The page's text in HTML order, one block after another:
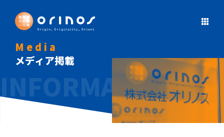
Media
メディア掲載